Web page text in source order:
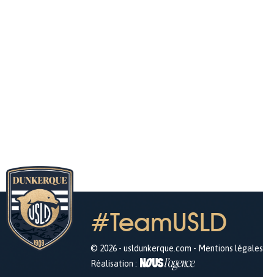
#TeamUSLD
© 2026 - usldunkerque.com - Mentions légales
Réalisation :